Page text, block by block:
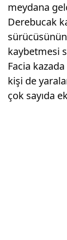
meydana
Derebucak
kaybetmesi
Facia
kişi de
çok sayıda